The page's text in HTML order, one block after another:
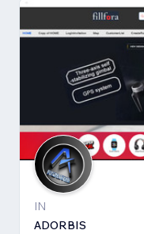
IN
ADORBIS